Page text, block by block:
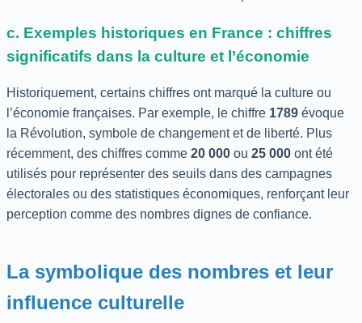
c. Exemples historiques en France : chiffres
significatifs dans la culture et l’économie
Historiquement, certains chiffres ont marqué la culture ou
l’économie françaises. Par exemple, le chiffre 1789 évoque
la Révolution, symbole de changement et de liberté. Plus
récemment, des chiffres comme 20 000 ou 25 000 ont été
utilisés pour représenter des seuils dans des campagnes
électorales ou des statistiques économiques, renforçant leur
perception comme des nombres dignes de confiance.
La symbolique des nombres et leur
influence culturelle